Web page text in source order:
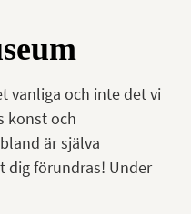
vanliga och inte det vi
konst och
är själva
dig förundras! Under